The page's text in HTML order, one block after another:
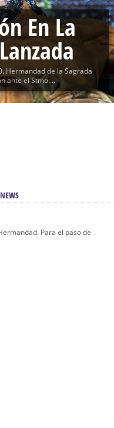
la Divina Misericordia, Vía
en honor de Nuestro Padre
En La
Hermandad de la Sagrada
ante el Stmo....
Para el paso de